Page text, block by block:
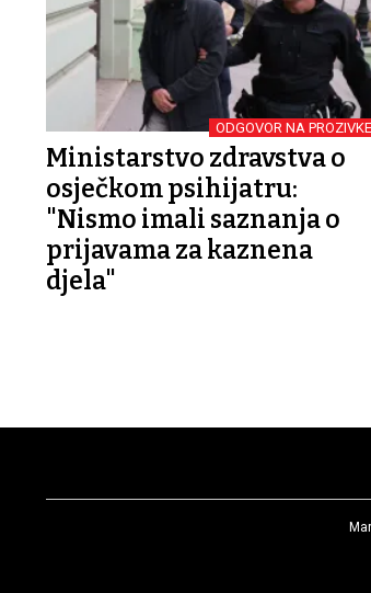
ODGOVOR NA PROZIVKE
Ministarstvo zdravstva o
osječkom psihijatru:
"Nismo imali saznanja o
prijavama za kaznena
djela"